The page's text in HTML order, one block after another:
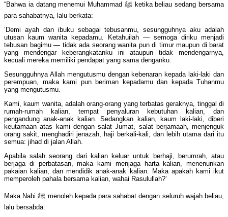
“Bahwa ia datang menemui Muhammad ﷺ ketika beliau sedang bersama
para sahabatnya, lalu berkata:
‘Demi ayah dan ibuku sebagai tebusanmu, sesungguhnya aku adalah
utusan kaum wanita kepadamu. Ketahuilah — semoga diriku menjadi
tebusan bagimu — tidak ada seorang wanita pun di timur maupun di barat
yang mendengar keberangkatanku ini ataupun tidak mendengarnya,
kecuali mereka memiliki pendapat yang sama denganku.
Sesungguhnya Allah mengutusmu dengan kebenaran kepada laki-laki dan
perempuan, maka kami pun beriman kepadamu dan kepada Tuhanmu
yang mengutusmu.
Kami, kaum wanita, adalah orang-orang yang terbatas geraknya, tinggal di
rumah-rumah kalian, tempat penyaluran kebutuhan kalian, dan
pengandung anak-anak kalian. Sedangkan kalian, kaum laki-laki, diberi
keutamaan atas kami dengan salat Jumat, salat berjamaah, menjenguk
orang sakit, menghadiri jenazah, haji berkali-kali, dan lebih utama dari itu
semua: jihad di jalan Allah.
Apabila salah seorang dari kalian keluar untuk berhaji, berumrah, atau
berjaga di perbatasan, maka kami menjaga harta kalian, menenunkan
pakaian kalian, dan mendidik anak-anak kalian. Maka apakah kami ikut
memperoleh pahala bersama kalian, wahai Rasulullah?’
Maka Nabi ﷺ menoleh kepada para sahabat dengan seluruh wajah beliau,
lalu bersabda: